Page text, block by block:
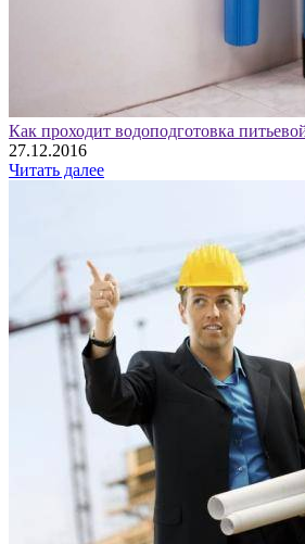
Как проходит водоподготовка
27.12.2016
Читать далее